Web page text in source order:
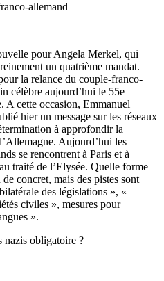
allemand
pour Angela Merkel, qui
un quatrième mandat.
la relance du couple-franco-
célèbre aujourd’hui le 55e
A cette occasion, Emmanuel
hier un message sur les réseaux
à approfondir la
Aujourd’hui les
se rencontrent à Paris et à
traité de l’Elysée. Quelle forme
concret, mais des pistes sont
des législations », «
civiles », mesures pour
».
nazis obligatoire ?